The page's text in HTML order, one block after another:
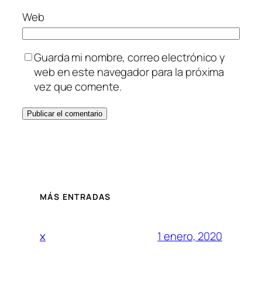
Web
Guarda mi nombre, correo electrónico y
web en este navegador para la próxima
vez que comente.
MÁS ENTRADAS
x 1 enero, 2020